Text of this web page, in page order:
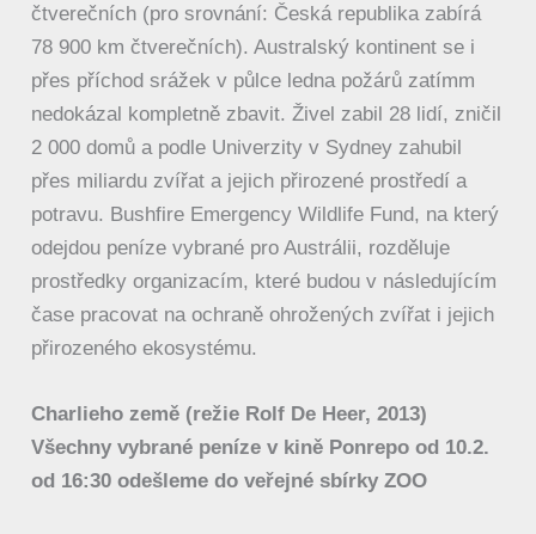
čtverečních (pro srovnání: Česká republika zabírá
78 900 km čtverečních). Australský kontinent se i
přes příchod srážek v půlce ledna požárů zatímm
nedokázal kompletně zbavit. Živel zabil 28 lidí, zničil
2 000 domů a podle Univerzity v Sydney zahubil
přes miliardu zvířat a jejich přirozené prostředí a
potravu. Bushfire Emergency Wildlife Fund, na který
odejdou peníze vybrané pro Austrálii, rozděluje
prostředky organizacím, které budou v následujícím
čase pracovat na ochraně ohrožených zvířat i jejich
přirozeného ekosystému.
Charlieho země (režie Rolf De Heer, 2013)
Všechny vybrané peníze v kině Ponrepo od 10.2.
od 16:30 odešleme do veřejné sbírky ZOO